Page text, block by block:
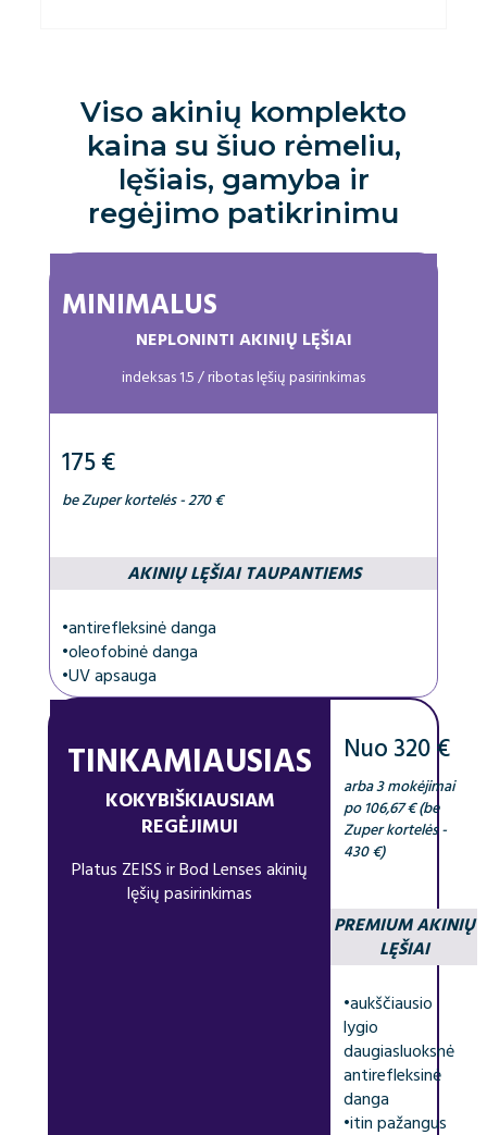
Viso akinių komplekto
kaina su šiuo rėmeliu,
lęšiais, gamyba ir
regėjimo patikrinimu
MINIMALUS
NEPLONINTI AKINIŲ LĘŠIAI
indeksas 1.5 / ribotas lęšių pasirinkimas
175 €
be Zuper kortelės - 270 €
AKINIŲ LĘŠIAI TAUPANTIEMS
•antirefleksinė danga
•oleofobinė danga
•UV apsauga
TINKAMIAUSIAS
KOKYBIŠKIAUSIAM
REGĖJIMUI
Platus ZEISS ir Bod Lenses akinių
lęšių pasirinkimas
Nuo 320 €
arba 3 mokėjimai
po 106,67 € (be
Zuper kortelės -
430 €)
PREMIUM AKINIŲ
LĘŠIAI
•aukščiausio
lygio
daugiasluoksnė
antirefleksinė
danga
•itin pažangus